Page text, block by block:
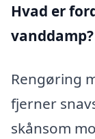
Hvad er
vanddamp?
Rengøring
fjerner
skånsom